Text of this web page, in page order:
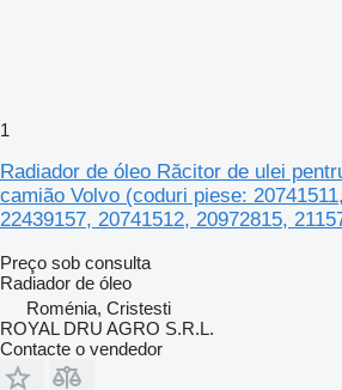
1
Radiador de óleo Răcitor de ulei
camião Volvo (coduri piese:
22439157, 20741512, 20972815,
Preço sob consulta
Radiador de óleo
Roménia, Cristesti
ROYAL DRU AGRO S.R.L.
Contacte o vendedor